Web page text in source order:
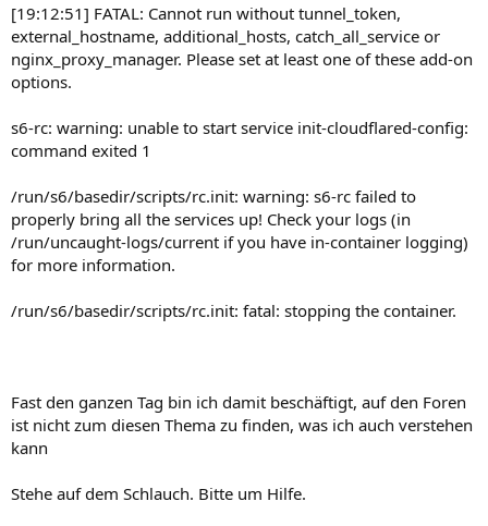
[19:12:51] FATAL: Cannot run without tunnel_token,
external_hostname, additional_hosts, catch_all_service or
nginx_proxy_manager. Please set at least one of these add-on
options.
s6-rc: warning: unable to start service init-cloudflared-config:
command exited 1
/run/s6/basedir/scripts/rc.init: warning: s6-rc failed to
properly bring all the services up! Check your logs (in
/run/uncaught-logs/current if you have in-container logging)
for more information.
/run/s6/basedir/scripts/rc.init: fatal: stopping the container.
Fast den ganzen Tag bin ich damit beschäftigt, auf den Foren
ist nicht zum diesen Thema zu finden, was ich auch verstehen
kann
Stehe auf dem Schlauch. Bitte um Hilfe.